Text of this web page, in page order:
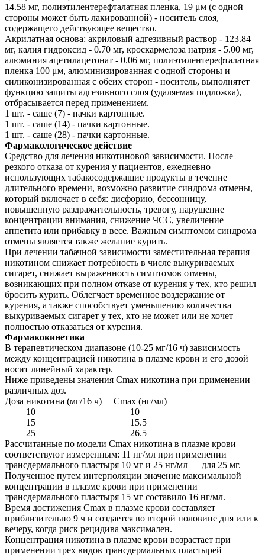
14.58 мг, полиэтилентерефталатная пленка, 19 μм (с одной
стороны может быть лакированной) - носитель слоя,
содержащего действующее вещество.
Акрилатная основа: акриловый адгезивный раствор - 123.84
мг, калия гидроксид - 0.70 мг, кроскармелоза натрия - 5.00 мг,
алюминия ацетилацетонат - 0.06 мг, полиэтилентерефталатная
пленка 100 μм, алюминизированная с одной стороны и
силиконизированная с обеих сторон - носитель, выполнятет
функцию защиты адгезивного слоя (удаляемая подложка),
отбрасывается перед применением.
1 шт. - саше (7) - пачки картонные.
1 шт. - саше (14) - пачки картонные.
1 шт. - саше (28) - пачки картонные.
Фармакологическое действие
Средство для лечения никотиновой зависимости. После
резкого отказа от курения у пациентов, ежедневно
использующих табакосодержащие продукты в течение
длительного времени, возможно развитие синдрома отмены,
который включает в себя: дисфорию, бессонницу,
повышенную раздражительность, тревогу, нарушение
концентрации внимания, снижение ЧСС, увеличение
аппетита или прибавку в весе. Важным симптомом синдрома
отмены является также желание курить.
При лечении табачной зависимости заместительная терапия
никотином снижает потребность в числе выкуриваемых
сигарет, снижает выраженность симптомов отмены,
возникающих при полном отказе от курения у тех, кто решил
бросить курить. Облегчает временное воздержание от
курения, а также способствует уменьшению количества
выкуриваемых сигарет у тех, кто не может или не хочет
полностью отказаться от курения.
Фармакокинетика
В терапевтическом диапазоне (10-25 мг/16 ч) зависимость
между концентрацией никотина в плазме крови и его дозой
носит линейный характер.
Ниже приведены значения Cmax никотина при применении
различных доз.
Доза никотина (мг/16 ч) Cmax (нг/мл)
10 10
15 15.5
25 26.5
Рассчитанные по модели Cmax никотина в плазме крови
соответствуют измеренным: 11 нг/мл при применении
трансдермального пластыря 10 мг и 25 нг/мл — для 25 мг.
Полученное путем интерполяции значение максимальной
концентрации в плазме крови при применении
трансдермального пластыря 15 мг составило 16 нг/мл.
Время достижения Cmax в плазме крови составляет
приблизительно 9 ч и создается во второй половине дня или к
вечеру, когда риск рецидива максимален.
Концентрация никотина в плазме крови возрастает при
применении трех видов трансдермальных пластырей